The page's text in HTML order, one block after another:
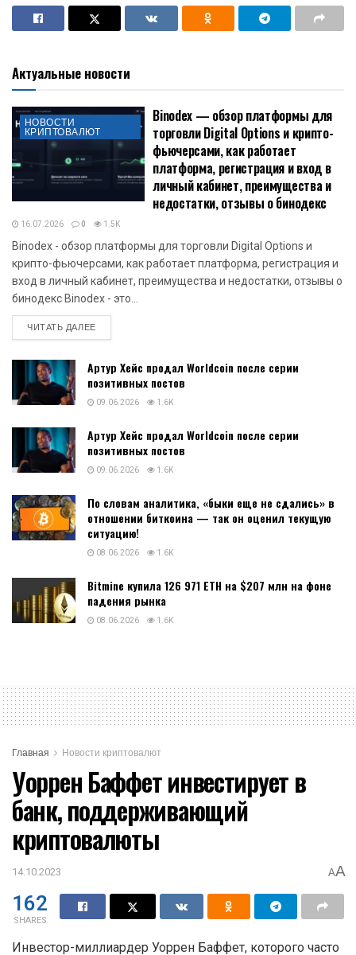
Актуальные новости
НОВОСТИ
КРИПТОВАЛЮТ
Binodex — обзор платформы для
торговли Digital Options и крипто-
фьючерсами, как работает
платформа, регистрация и вход в
личный кабинет, преимущества и
недостатки, отзывы о бинодекс
16.07.2026 0 1.5K
Binodex - обзор платформы для торговли Digital Options и
крипто-фьючерсами, как работает платформа, регистрация и
вход в личный кабинет, преимущества и недостатки, отзывы о
бинодекс Binodex - это...
ЧИТАТЬ ДАЛЕЕDETAILS
Артур Хейс продал Worldcoin после серии
позитивных постов
09.06.2026 1.6K
Артур Хейс продал Worldcoin после серии
позитивных постов
09.06.2026 1.6K
По словам аналитика, «быки еще не сдались» в
отношении биткоина — так он оценил текущую
ситуацию!
08.06.2026 1.6K
Bitmine купила 126 971 ETH на $207 млн на фоне
падения рынка
08.06.2026 1.6K
Главная Новости криптовалют
Уоррен Баффет инвестирует в
банк, поддерживающий
криптовалюты
14.10.2023 AA
162
SHARES
Инвестор-миллиардер Уоррен Баффет, которого часто